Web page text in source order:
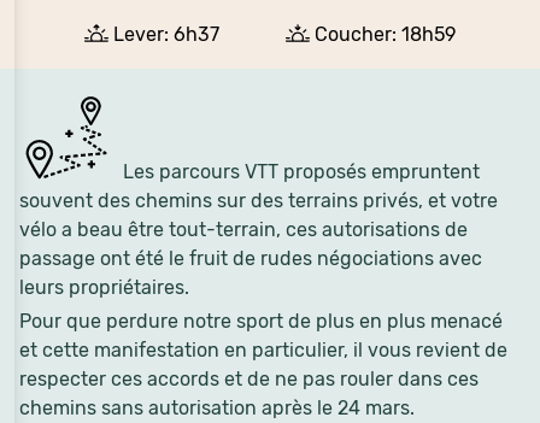
Lever: 6h37 Coucher: 18h59
Les parcours VTT proposés empruntent
souvent des chemins sur des terrains privés, et votre
vélo a beau être tout-terrain, ces autorisations de
passage ont été le fruit de rudes négociations avec
leurs propriétaires.
Pour que perdure notre sport de plus en plus menacé
et cette manifestation en particulier, il vous revient de
respecter ces accords et de ne pas rouler dans ces
chemins sans autorisation après le 24 mars.